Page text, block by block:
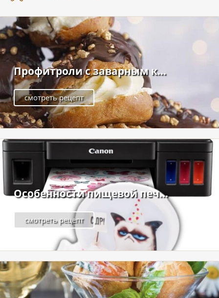
Профитроли с заварным к...
смотреть рецепт
Особенности пищевой печ...
смотреть рецепт